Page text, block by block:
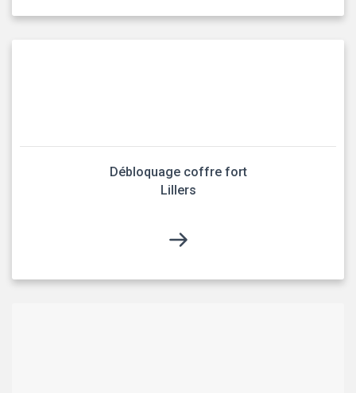
Débloquage coffre fort
Lillers